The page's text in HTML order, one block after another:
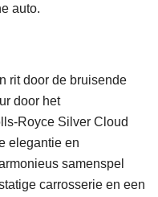
auto.
rit door de bruisende
door het
Royce Silver Cloud
elegantie en
samenspel
carrosserie en een